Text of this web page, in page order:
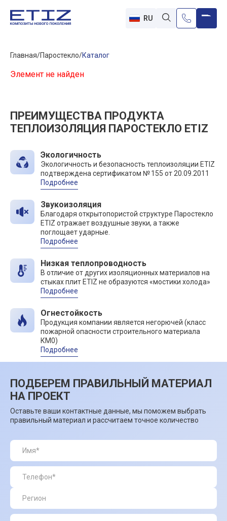
RU
Главная Паростекло Каталог
Элемент не найден
ПРЕИМУЩЕСТВА ПРОДУКТА
ТЕПЛОИЗОЛЯЦИЯ ПАРОСТЕКЛО ETIZ
Экологичность
Экологичность и безопасность теплоизоляции ETIZ
подтверждена сертификатом № 155 от 20.09.2011
Подробнее
Звукоизоляция
Благодаря открытопористой структуре Паростекло
ETIZ отражает воздушные звуки, а также
поглощает ударные.
Подробнее
Низкая теплопроводность
В отличие от других изоляционных материалов на
стыках плит ETIZ не образуются «мостики холода»
Подробнее
Огнестойкость
Продукция компании является негорючей (класс
пожарной опасности строительного материала
КМ0)
Подробнее
ПОДБЕРЕМ ПРАВИЛЬНЫЙ МАТЕРИАЛ
НА ПРОЕКТ
Оставьте ваши контактные данные, мы поможем выбрать
правильный материал и рассчитаем точное количество